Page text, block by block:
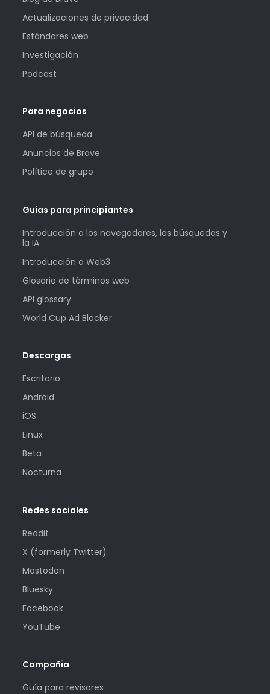
Actualizaciones de privacidad
Estándares web
Investigación
Podcast
Para negocios
API de búsqueda
Anuncios de Brave
Política de grupo
Guías para principiantes
Introducción a los navegadores, las búsquedas y
la IA
Introducción a Web3
Glosario de términos web
API glossary
World Cup Ad Blocker
Descargas
Escritorio
Android
iOS
Linux
Beta
Nocturna
Redes sociales
Reddit
X (formerly Twitter)
Mastodon
Bluesky
Facebook
YouTube
Compañia
Guía para revisores